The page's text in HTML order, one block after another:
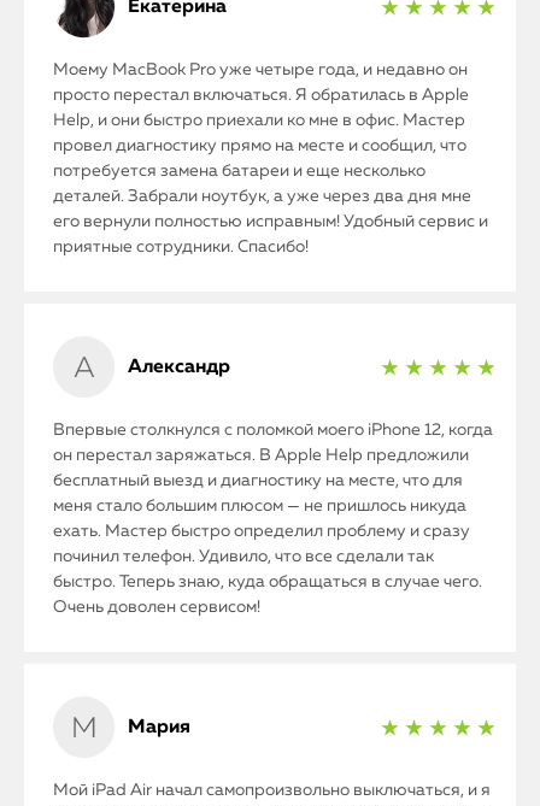
Екатерина ★ ★ ★ ★ ★
Моему MacBook Pro уже четыре года, и недавно он
просто перестал включаться. Я обратилась в Apple
Help, и они быстро приехали ко мне в офис. Мастер
провел диагностику прямо на месте и сообщил, что
потребуется замена батареи и еще несколько
деталей. Забрали ноутбук, а уже через два дня мне
его вернули полностью исправным! Удобный сервис и
приятные сотрудники. Спасибо!
Александр ★ ★ ★ ★ ★
Впервые столкнулся с поломкой моего iPhone 12, когда
он перестал заряжаться. В Apple Help предложили
бесплатный выезд и диагностику на месте, что для
меня стало большим плюсом — не пришлось никуда
ехать. Мастер быстро определил проблему и сразу
починил телефон. Удивило, что все сделали так
быстро. Теперь знаю, куда обращаться в случае чего.
Очень доволен сервисом!
Мария ★ ★ ★ ★ ★
Мой iPad Air начал самопроизвольно выключаться, и я